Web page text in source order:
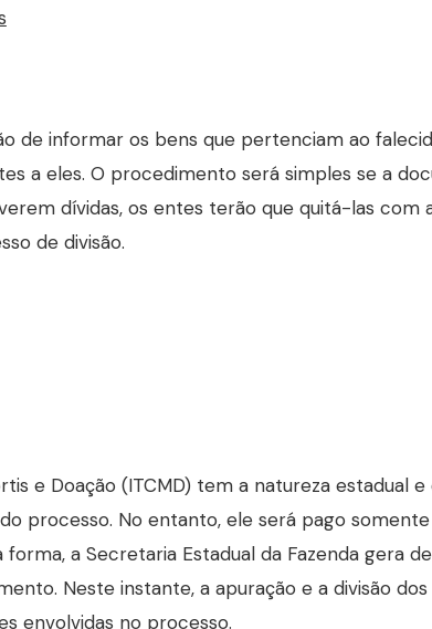
de informar os bens que pertenciam ao
a eles. O procedimento será simples se a
dívidas, os entes terão que quitá-las com
de divisão.
e Doação (ITCMD) tem a natureza estadual
processo. No entanto, ele será pago
a Secretaria Estadual da Fazenda gera
Neste instante, a apuração e a divisão
envolvidas no processo.